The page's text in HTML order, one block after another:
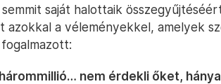
saját halottaik
a véleményekkel, amelyek
nem érdekli őket,